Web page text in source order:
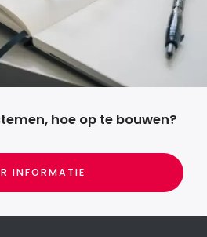
hoe op te bouwen?
INFORMATIE